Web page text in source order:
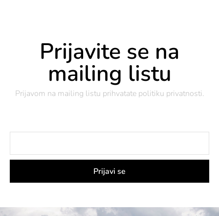
Prijavite se na
mailing listu
Prijavom na mailing listu prihvatate politiku privatnosti.
Prijavi se